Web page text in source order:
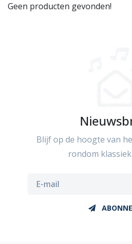
Geen producten gevonden!
Blijf op de hoogte van
rondom